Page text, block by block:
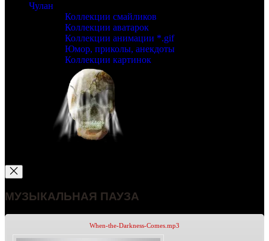
Чулан
Коллекции смайликов
Коллекции аватарок
Коллекции анимации *.gif
Юмор, приколы, анекдоты
Коллекции картинок
МУЗЫКАЛЬНАЯ ПАУЗА
When-the-Darkness-Comes.mp3